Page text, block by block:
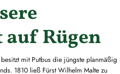
auf Rügen
mit Putbus die jüngste planmäßig
1810 ließ Fürst Wilhelm Malte zu